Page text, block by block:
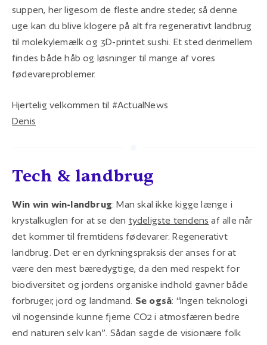
suppen, her ligesom de fleste andre steder, så denne
uge kan du blive klogere på alt fra regenerativt landbrug
til molekylemælk og 3D-printet sushi. Et sted derimellem
findes både håb og løsninger til mange af vores
fødevareproblemer.
Hjertelig velkommen til #ActualNews
Denis
Tech & landbrug
Win win win-landbrug: Man skal ikke kigge længe i
krystalkuglen for at se den tydeligste tendens af alle når
det kommer til fremtidens fødevarer: Regenerativt
landbrug. Det er en dyrkningspraksis der anses for at
være den mest bæredygtige, da den med respekt for
biodiversitet og jordens organiske indhold gavner både
forbruger, jord og landmand. Se også: “Ingen teknologi
vil nogensinde kunne fjerne CO2 i atmosfæren bedre
end naturen selv kan”. Sådan sagde de visionære folk